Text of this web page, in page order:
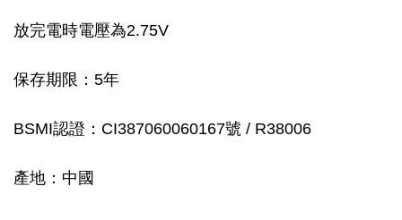
放完電時電壓為2.75V
保存期限：5年
BSMI認證：CI387060060167號 / R38006
產地：中國